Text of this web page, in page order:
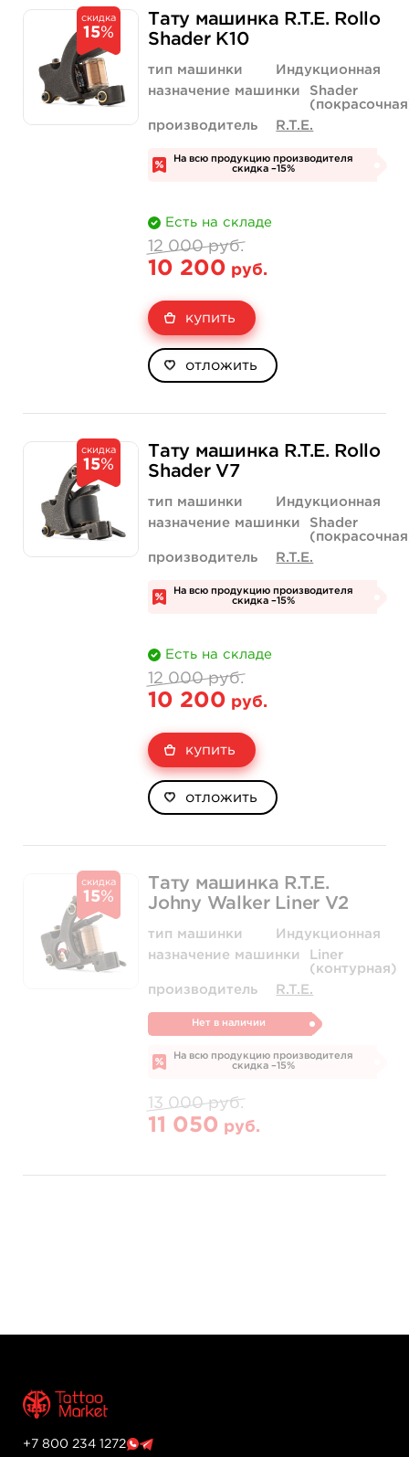
скидка
15%
Тату машинка R.T.E. Rollo
Shader K10
тип машинки
Индукционная
назначение машинки
Shader
производитель
R.T.E.
На всю продукцию производителя
скидка –15%
Есть на складе
12 000 руб.
10 200 руб.
купить
отложить
скидка
15%
Тату машинка R.T.E. Rollo
Shader V7
тип машинки
Индукционная
назначение машинки
Shader
производитель
R.T.E.
На всю продукцию производителя
скидка –15%
Есть на складе
12 000 руб.
10 200 руб.
купить
отложить
скидка
15%
Тату машинка R.T.E.
Johny Walker Liner V2
тип машинки
Индукционная
назначение машинки
Liner
(контурная)
производитель
R.T.E.
Нет в наличии
На всю продукцию производителя
скидка –15%
13 000 руб.
11 050 руб.
+7 800 234 1272